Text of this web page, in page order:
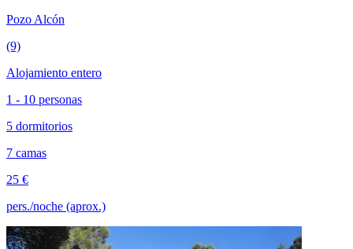
Pozo Alcón
(9)
Alojamiento entero
1 - 10 personas
5 dormitorios
7 camas
25 €
pers./noche (aprox.)